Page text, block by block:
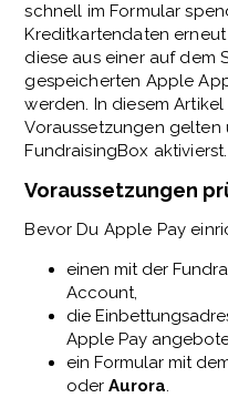
schnell im Formular
Kreditkartendaten
diese aus einer auf dem
gespeicherten Apple
werden. In diesem
Voraussetzungen gelten
FundraisingBox aktivierst.
Voraussetzungen
Bevor Du Apple Pay
einen mit der
Account,
die
Apple Pay
ein Formular mit
oder Aurora.